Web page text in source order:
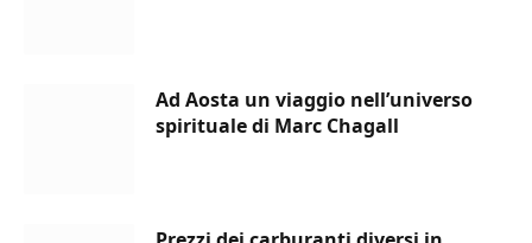
Ad Aosta un viaggio nell’universo
spirituale di Marc Chagall